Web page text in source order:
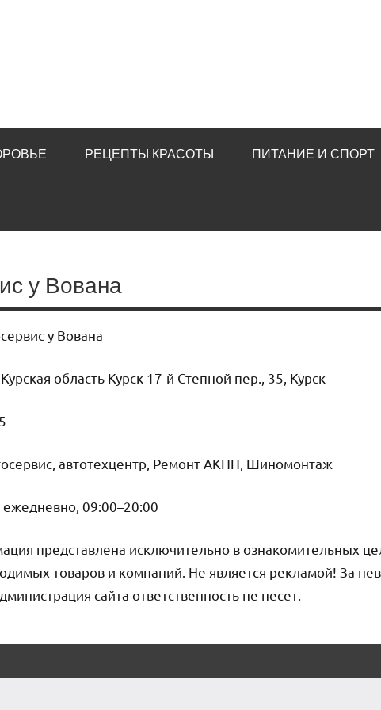
РЕЦЕПТЫ КРАСОТЫ ПИТАНИЕ И СПОРТ
у Вована
у Вована
область Курск 17-й Степной пер., 35, Курск
автотехцентр, Ремонт АКПП, Шиномонтаж
ежедневно, 09:00–20:00
представлена исключительно в ознакомительных
товаров и компаний. Не является рекламой! За
сайта ответственность не несет.